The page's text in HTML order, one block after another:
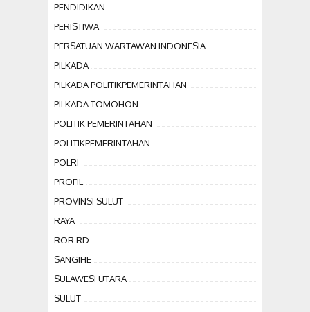
PENDIDIKAN
PERISTIWA
PERSATUAN WARTAWAN INDONESIA
PILKADA
PILKADA POLITIKPEMERINTAHAN
PILKADA TOMOHON
POLITIK PEMERINTAHAN
POLITIKPEMERINTAHAN
POLRI
PROFIL
PROVINSI SULUT
RAYA
ROR RD
SANGIHE
SULAWESI UTARA
SULUT